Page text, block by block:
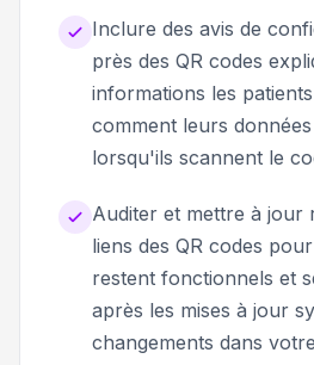
Inclure des avis de
près des QR codes
informations les
comment leurs
lorsqu'ils scannent le
Auditer et mettre à jour
liens des QR codes
restent fonctionnels et
après les mises à jour
changements dans